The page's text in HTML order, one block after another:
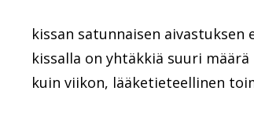
kissan satunnaisen
kissalla on yhtäkkiä suuri
kuin viikon, lääketieteellinen